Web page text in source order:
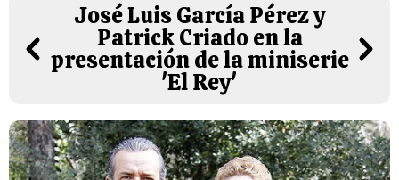
José Luis García Pérez y
Patrick Criado en la
presentación de la miniserie
'El Rey'